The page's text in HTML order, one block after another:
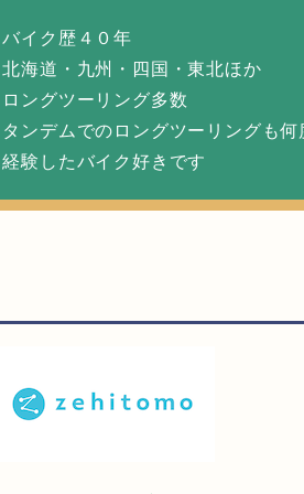
バイク歴４０年
北海道・九州・四国・東北ほか
ロングツーリング多数
タンデムでのロングツーリングも何
経験したバイク好きです